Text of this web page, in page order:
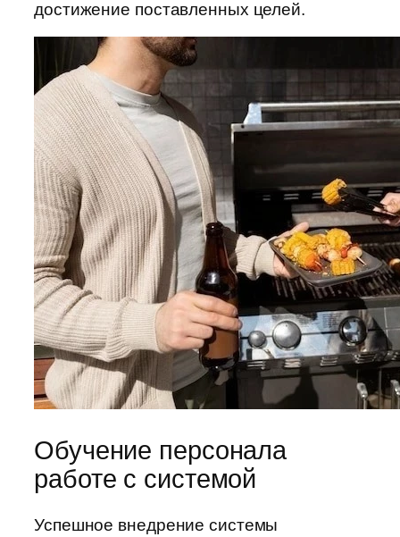
достижение поставленных целей.
Обучение персонала
работе с системой
Успешное внедрение системы